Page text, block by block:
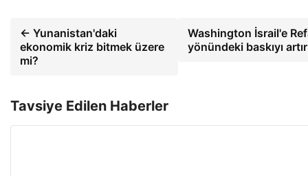
← Yunanistan'daki
ekonomik kriz bitmek üzere
mi?
Washington İsrail'e
yönündeki baskıyı
Tavsiye Edilen Haberler